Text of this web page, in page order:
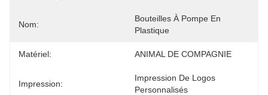
Nom:
Bouteilles À Pompe En
Plastique
Matériel: ANIMAL DE COMPAGNIE
Impression:
Impression De Logos
Personnalisés